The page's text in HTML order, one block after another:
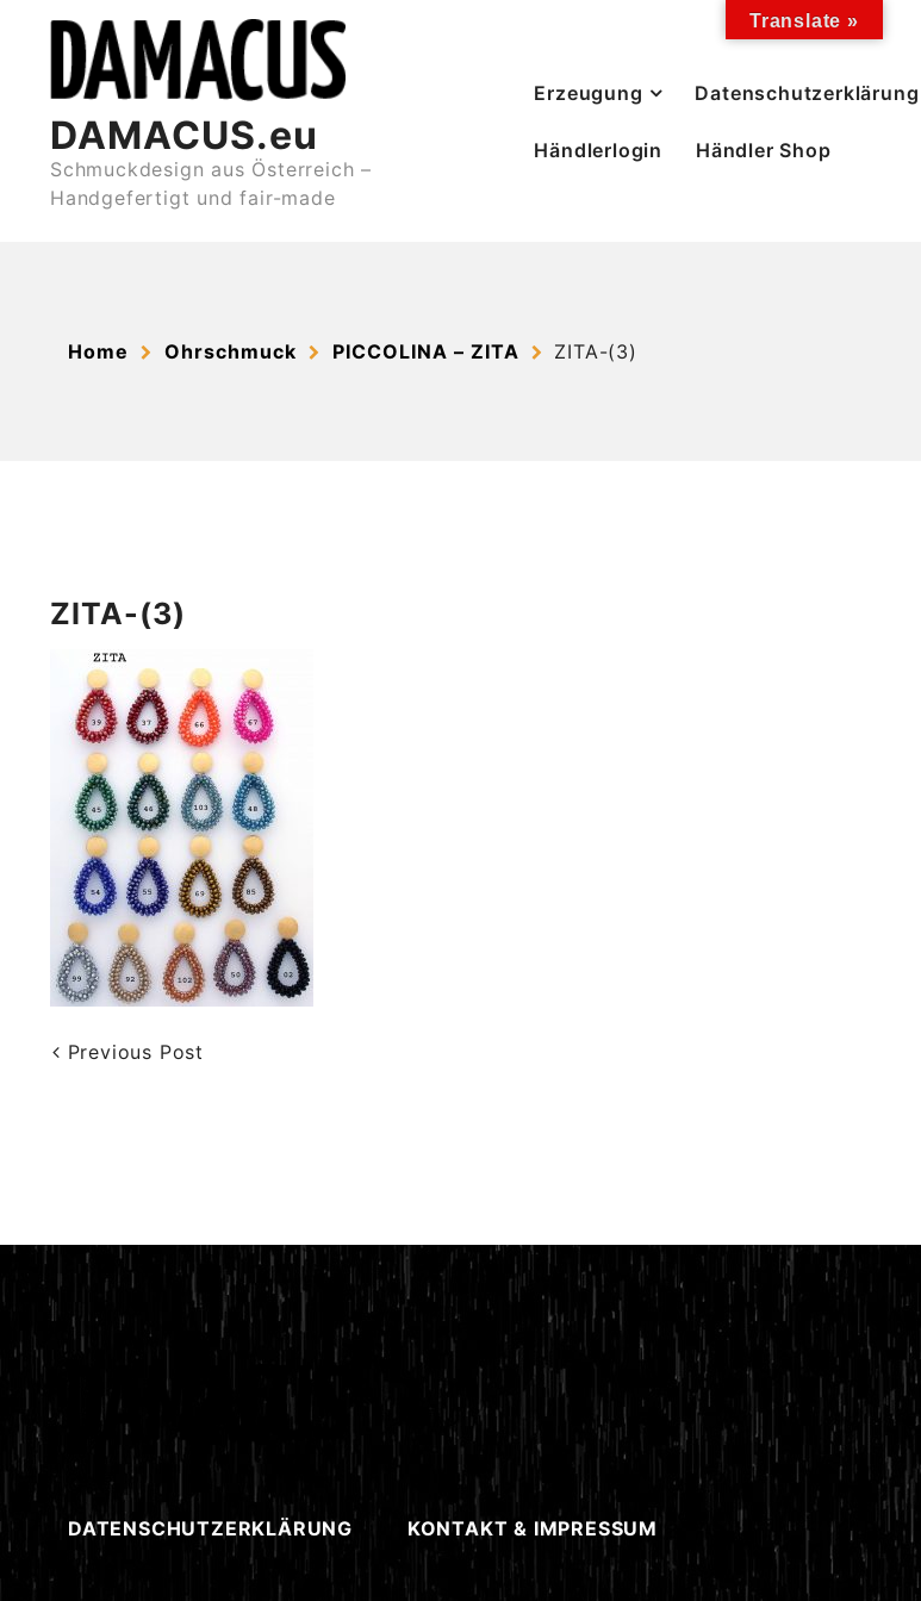
content
DAMACUS.eu
Schmuckdesign aus Österreich –
Handgefertigt und fair-made
Erzeugung Datenschutzerklärung
Händlerlogin Händler Shop
Home Ohrschmuck PICCOLINA – ZITA ZITA-(3)
ZITA-(3)
Previous Post
DATENSCHUTZERKLÄRUNG KONTAKT & IMPRESSUM
Translate »